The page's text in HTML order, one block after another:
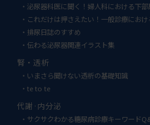
泌尿器科医に聞く！婦人科における下
これだけは押さえたい！一般診療にお
排尿日誌のすすめ
伝わる泌尿器関連イラスト集
腎・透析
いまさら聞けない透析の基礎知識
te to te
代謝·内分泌
サクサクわかる糖尿病診療キーワード